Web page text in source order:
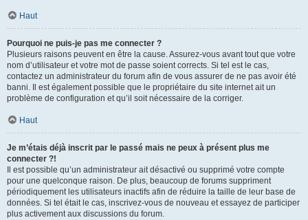
Haut
Pourquoi ne puis-je pas me connecter ?
Plusieurs raisons peuvent en être la cause. Assurez-vous avant tout que votre
nom d’utilisateur et votre mot de passe soient corrects. Si tel est le cas,
contactez un administrateur du forum afin de vous assurer de ne pas avoir été
banni. Il est également possible que le propriétaire du site internet ait un
problème de configuration et qu’il soit nécessaire de la corriger.
Haut
Je m’étais déjà inscrit par le passé mais ne peux à présent plus me
connecter ?!
Il est possible qu’un administrateur ait désactivé ou supprimé votre compte
pour une quelconque raison. De plus, beaucoup de forums suppriment
périodiquement les utilisateurs inactifs afin de réduire la taille de leur base de
données. Si tel était le cas, inscrivez-vous de nouveau et essayez de participer
plus activement aux discussions du forum.